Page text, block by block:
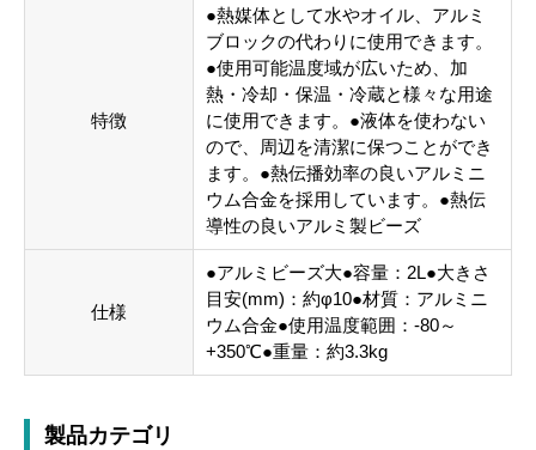
特徴
●熱媒体として水やオイル、アルミ
ブロックの代わりに使用できます。
●使用可能温度域が広いため、加
熱・冷却・保温・冷蔵と様々な用途
に使用できます。●液体を使わない
ので、周辺を清潔に保つことができ
ます。●熱伝播効率の良いアルミニ
ウム合金を採用しています。●熱伝
導性の良いアルミ製ビーズ
仕様
●アルミビーズ大●容量：2L●大きさ
目安(mm)：約φ10●材質：アルミニ
ウム合金●使用温度範囲：-80～
+350℃●重量：約3.3kg
製品カテゴリ